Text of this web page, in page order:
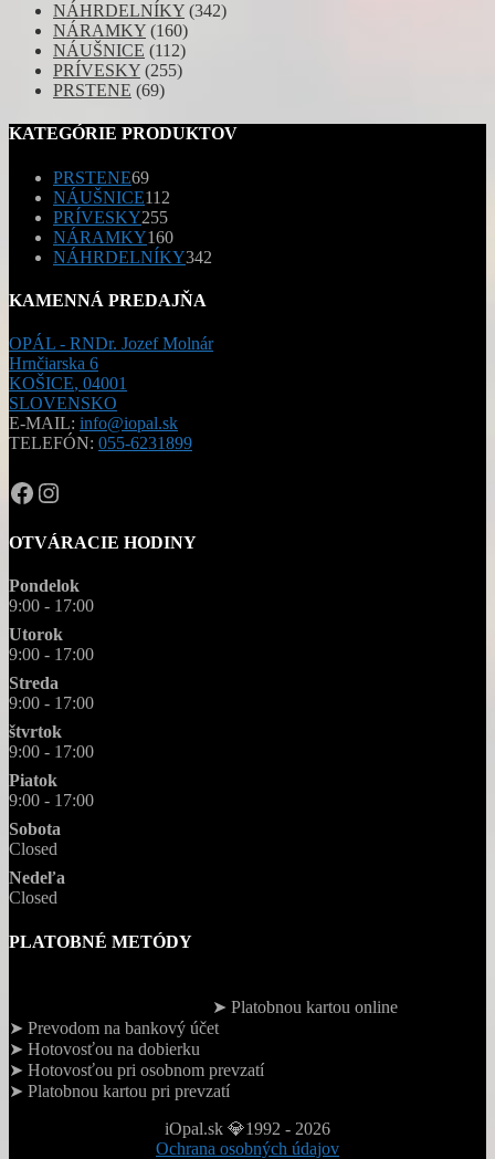
NÁHRDELNÍKY (342)
NÁRAMKY (160)
NÁUŠNICE (112)
PRÍVESKY (255)
PRSTENE (69)
KATEGÓRIE PRODUKTOV
PRSTENE6969
produktov
NÁUŠNICE112
PRÍVESKY255255
produktov
NÁRAMKY160160
produktov
NÁHRDELNÍKY342
KAMENNÁ PREDAJŇA
OPÁL - RNDr. Jozef Molnár
Hrnčiarska 6
KOŠICE, 04001
SLOVENSKO
E-MAIL: info@iopal.sk
TELEFÓN: 055-6231899
OPAL.drahokamy
opal.drahokamy
OTVÁRACIE HODINY
Pondelok
9:00 - 17:00
Utorok
9:00 - 17:00
Streda
9:00 - 17:00
štvrtok
9:00 - 17:00
Piatok
9:00 - 17:00
Sobota
Closed
Nedeľa
Closed
PLATOBNÉ METÓDY
➤ Platobnou kartou online
➤ Prevodom na bankový účet
➤ Hotovosťou na dobierku
➤ Hotovosťou pri osobnom prevzatí
➤ Platobnou kartou pri prevzatí
iOpal.sk 💎1992 - 2026
Ochrana osobných údajov